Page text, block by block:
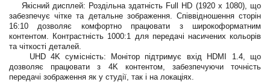
Якісний дисплей: Роздільна здатність Full HD (1920 x 1080), що
забезпечує чітке та детальне зображення. Співвідношення сторін
16:10 дозволяє комфортно працювати з широкоформатним
контентом. Контрастність 1000:1 для передачі насичених кольорів
та чіткості деталей.
UHD 4K сумісність: Монітор підтримує вхід HDMI 1.4, що
дозволяє працювати з 4K контентом, забезпечуючи точність
передачі зображення як у студії, так і на локаціях.